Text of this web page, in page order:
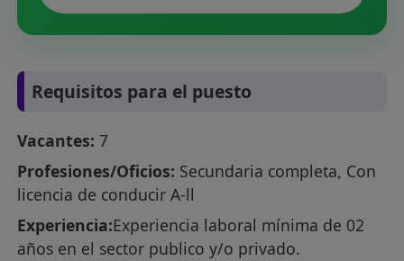
Requisitos para el puesto
Vacantes: 7
Profesiones/Oficios: Secundaria completa, Con
licencia de conducir A-ll
Experiencia:Experiencia laboral mínima de 02
años en el sector publico y/o privado.